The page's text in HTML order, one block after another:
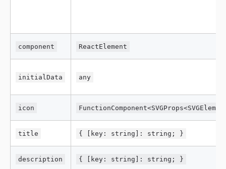
component ReactElement
initialData any
icon
title { [key: string]: string; }
description { [key: string]: string; }